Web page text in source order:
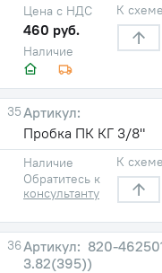
Наличие
Цена с НДС
460 руб.
К схеме
35
Пробка ПК КГ 3/8"
Наличие
Обратитесь к
консультанту
К схеме
36
820-
3.82(395))